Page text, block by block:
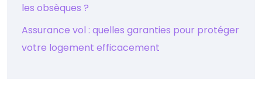
les obsèques ?
Assurance vol : quelles garanties pour protéger
votre logement efficacement